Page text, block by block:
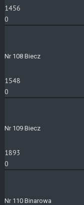
1456
0
Nr 108 Biecz
1548
0
Nr 109 Biecz
1893
0
Nr 110 Binarowa